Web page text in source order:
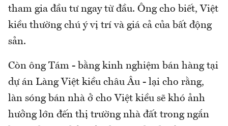
tham gia đầu tư ngay từ đầu. Ông cho biết, Việt
kiều thường chú ý vị trí và giá cả của bất động
sản.
Còn ông Tám - bằng kinh nghiệm bán hàng tại
dự án Làng Việt kiều châu Âu - lại cho rằng,
làn sóng bán nhà ở cho Việt kiều sẽ khó ảnh
hưởng lớn đến thị trường nhà đất trong ngắn